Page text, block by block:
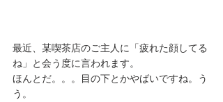
最近、某喫茶店のご主人に「疲れた顔してる
ね」と会う度に言われます。
ほんとだ。。。目の下とかやばいですね。う
う。